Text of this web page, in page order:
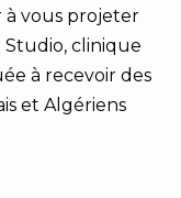
à vous projeter
clinique
à recevoir des
et Algériens